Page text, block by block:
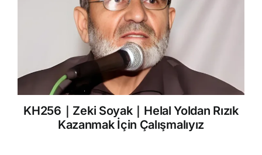
KH256｜Zeki Soyak｜Helal Yoldan Rızık
Kazanmak İçin Çalışmalıyız